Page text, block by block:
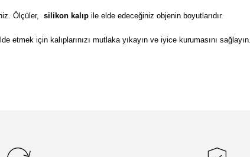
Ölçüler, silikon kalıp ile elde edeceğiniz objenin boyutlarıdır.
için kalıplarınızı mutlaka yıkayın ve iyice kurumasını sağlayın.